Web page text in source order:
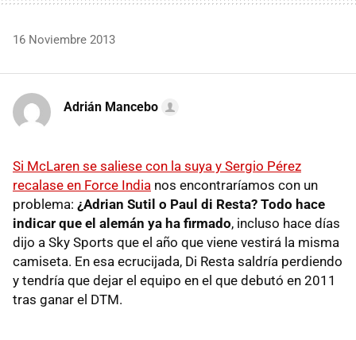
16 Noviembre 2013
Adrián Mancebo
Si McLaren se saliese con la suya y Sergio Pérez
recalase en Force India nos encontraríamos con un
problema: ¿Adrian Sutil o Paul di Resta? Todo hace
indicar que el alemán ya ha firmado, incluso hace días
dijo a Sky Sports que el año que viene vestirá la misma
camiseta. En esa ecrucijada, Di Resta saldría perdiendo
y tendría que dejar el equipo en el que debutó en 2011
tras ganar el DTM.